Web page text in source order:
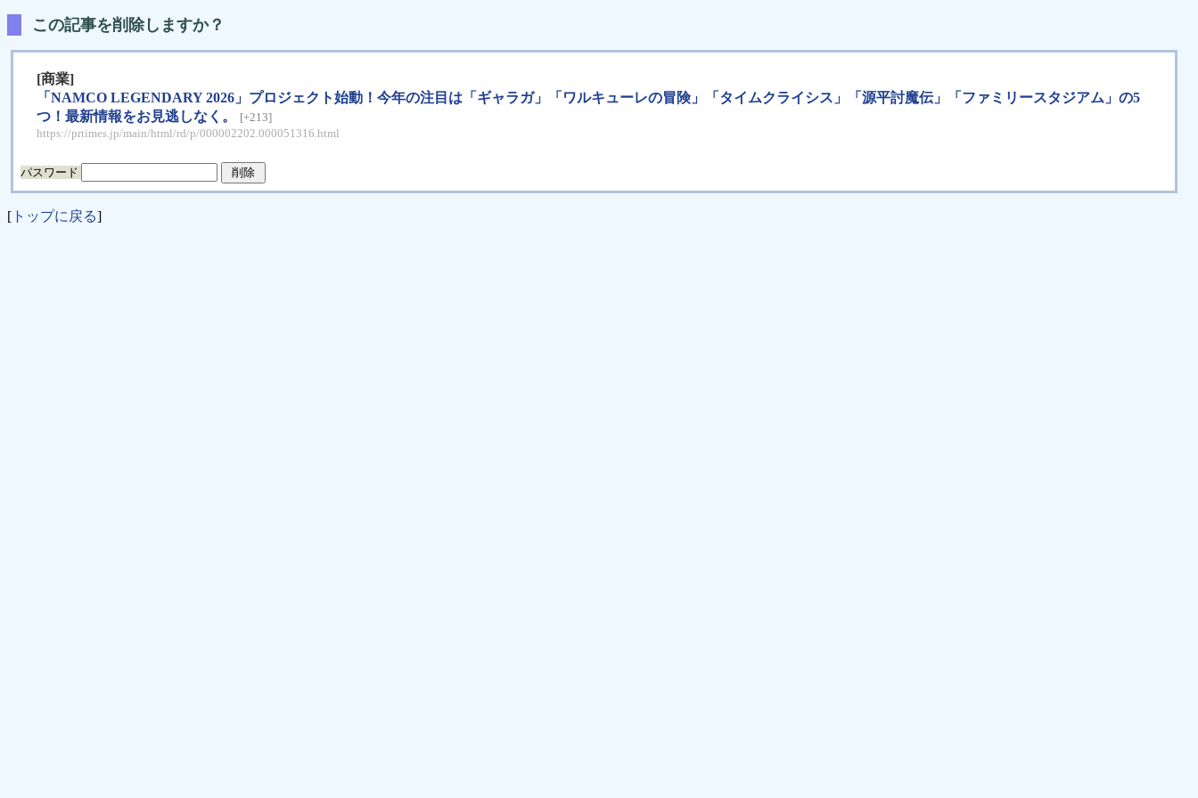
この記事を削除しますか？
[商業]
「NAMCO LEGENDARY 2026」プロジェクト始動！今年の注目は「ギャラガ」「ワルキューレの冒険」「タイムクライシス」「源平討魔伝」「ファミリースタジアム」の5
つ！最新情報をお見逃しなく。
[+213]
https://prtimes.jp/main/html/rd/p/000002202.000051316.html
パスワード
[ トップに戻る]